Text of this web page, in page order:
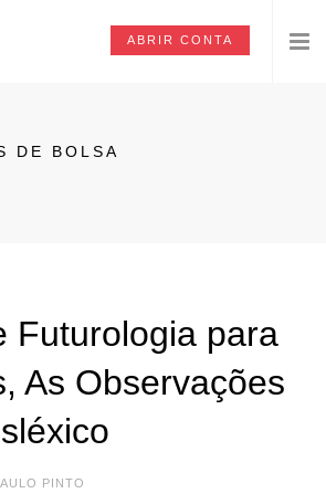
ABRIR CONTA
DE BOLSA
Futurologia para
As Observações
PINTO